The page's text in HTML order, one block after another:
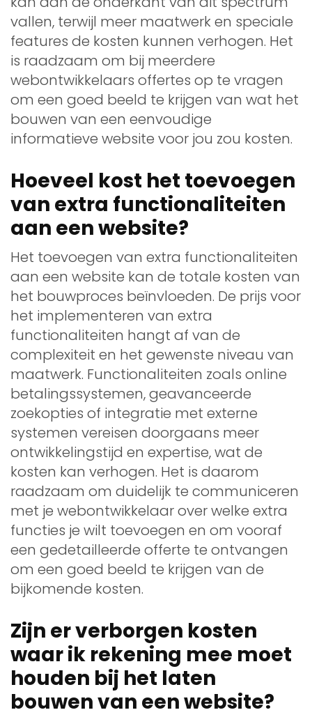
vallen, terwijl meer maatwerk en speciale
features de kosten kunnen verhogen. Het
is raadzaam om bij meerdere
webontwikkelaars offertes op te vragen
om een goed beeld te krijgen van wat het
bouwen van een eenvoudige
informatieve website voor jou zou kosten.
Hoeveel kost het toevoegen
van extra functionaliteiten
aan een website?
Het toevoegen van extra functionaliteiten
aan een website kan de totale kosten van
het bouwproces beïnvloeden. De prijs voor
het implementeren van extra
functionaliteiten hangt af van de
complexiteit en het gewenste niveau van
maatwerk. Functionaliteiten zoals online
betalingssystemen, geavanceerde
zoekopties of integratie met externe
systemen vereisen doorgaans meer
ontwikkelingstijd en expertise, wat de
kosten kan verhogen. Het is daarom
raadzaam om duidelijk te communiceren
met je webontwikkelaar over welke extra
functies je wilt toevoegen en om vooraf
een gedetailleerde offerte te ontvangen
om een goed beeld te krijgen van de
bijkomende kosten.
Zijn er verborgen kosten
waar ik rekening mee moet
houden bij het laten
bouwen van een website?